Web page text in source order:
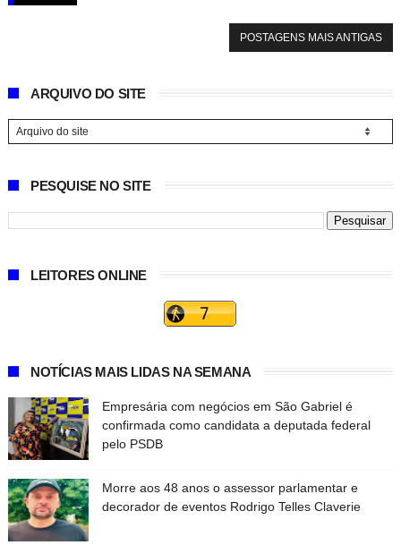
POSTAGENS MAIS ANTIGAS
ARQUIVO DO SITE
PESQUISE NO SITE
LEITORES ONLINE
NOTÍCIAS MAIS LIDAS NA SEMANA
Empresária com negócios em São Gabriel é
confirmada como candidata a deputada federal
pelo PSDB
Morre aos 48 anos o assessor parlamentar e
decorador de eventos Rodrigo Telles Claverie